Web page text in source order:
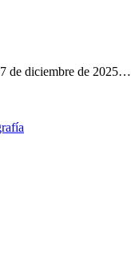
de diciembre de 2025…